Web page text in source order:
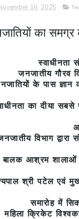
16, 2025
का समग्र
जनजातीय गौरव
के पास
का दीया
विभाग
बालक आश्रम शालाओं
श्री पटेल एवं
समारोह में
महिला क्रिकेट